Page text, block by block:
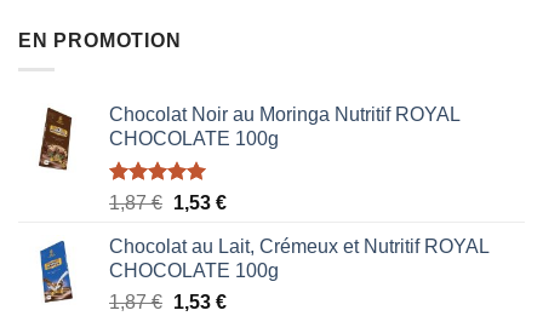
EN PROMOTION
Chocolat Noir au Moringa Nutritif ROYAL
CHOCOLATE 100g
Note5.00
1,87€ Le
initial
était :
1,87 €.
1,53 €Le
actuel
est :
1,53 €.
Chocolat au Lait, Crémeux et Nutritif ROYAL
CHOCOLATE 100g
1,87€ Le
1,53 €Le